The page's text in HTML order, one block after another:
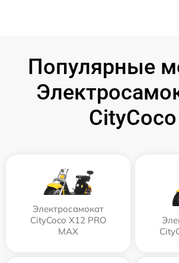
Популярные
CityCoco
Электросамокат
CityCoco X12 PRO
MAX